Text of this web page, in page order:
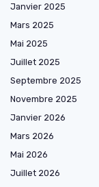
Janvier 2025
Mars 2025
Mai 2025
Juillet 2025
Septembre 2025
Novembre 2025
Janvier 2026
Mars 2026
Mai 2026
Juillet 2026